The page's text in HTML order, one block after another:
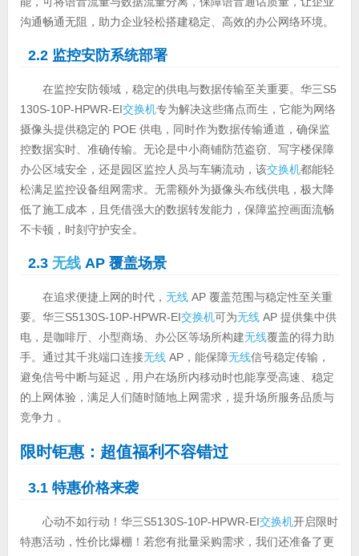
沟通畅通无阻，助力企业轻松搭建稳定、高效的办公网络环境。
2.2 监控安防系统部署
在监控安防领域，稳定的供电与数据传输至关重要。华三S5
130S-10P-HPWR-EI交换机专为解决这些痛点而生，它能为网络
摄像头提供稳定的 POE 供电，同时作为数据传输通道，确保监
控数据实时、准确传输。无论是中小商铺防范盗窃、写字楼保障
办公区域安全，还是园区监控人员与车辆流动，该交换机都能轻
松满足监控设备组网需求。无需额外为摄像头布线供电，极大降
低了施工成本，且凭借强大的数据转发能力，保障监控画面流畅
不卡顿，时刻守护安全。
2.3 无线AP 覆盖场景
在追求便捷上网的时代， 无线AP 覆盖范围与稳定性至关重
要。华三S5130S-10P-HPWR-EI交换机可为无线AP 提供集中供
电，是咖啡厅、小型商场、办公区等场所构建无线覆盖的得力助
手。通过其千兆端口连接无线AP，能保障无线信号稳定传输，
避免信号中断与延迟，用户在场所内移动时也能享受高速、稳定
的上网体验，满足人们随时随地上网需求，提升场所服务品质与
竞争力 。
限时钜惠：超值福利不容错过
3.1 特惠价格来袭
心动不如行动！华三S5130S-10P-HPWR-EI交换机开启限时
特惠活动，性价比爆棚！若您有批量采购需求，我们还准备了更